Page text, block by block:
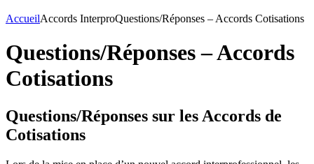
AccueilAccords InterproQuestions/Réponses – Accords Cotisations
Questions/Réponses – Accords
Cotisations
Questions/Réponses sur les Accords de
Cotisations